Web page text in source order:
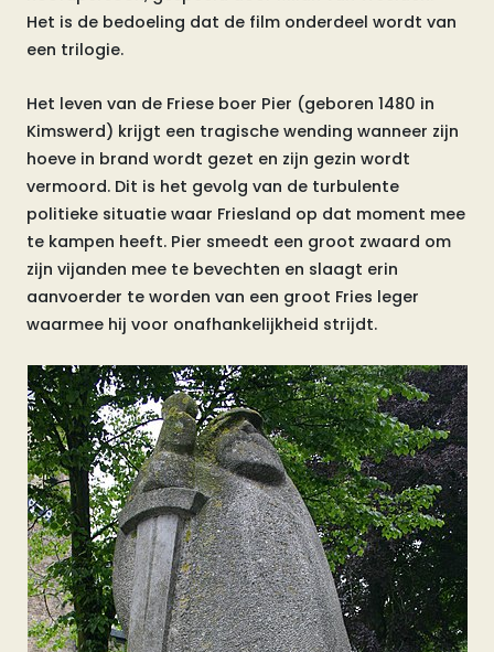
Het is de bedoeling dat de film onderdeel wordt van
een trilogie.
Het leven van de Friese boer Pier (geboren 1480 in
Kimswerd) krijgt een tragische wending wanneer zijn
hoeve in brand wordt gezet en zijn gezin wordt
vermoord. Dit is het gevolg van de turbulente
politieke situatie waar Friesland op dat moment mee
te kampen heeft. Pier smeedt een groot zwaard om
zijn vijanden mee te bevechten en slaagt erin
aanvoerder te worden van een groot Fries leger
waarmee hij voor onafhankelijkheid strijdt.